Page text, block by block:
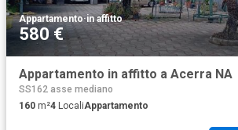
Appartamento·in affitto
580 €
Appartamento in affitto a Acerra NA
SS162 asse mediano
160 m²4 LocaliAppartamento